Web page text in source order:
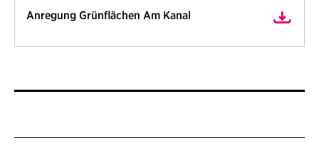
Anregung Grünflächen Am Kanal